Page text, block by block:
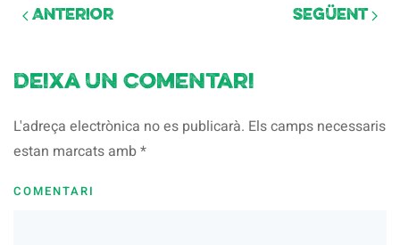
Anterior Següent
Deixa un comentari
L'adreça electrònica no es publicarà. Els camps necessaris
estan marcats amb*
COMENTARI